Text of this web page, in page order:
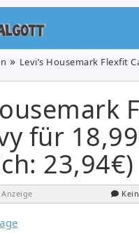
Levi’s Housemark Flexfit Cap Navy für 18,99€ (Vergleich:
für
23,94€)